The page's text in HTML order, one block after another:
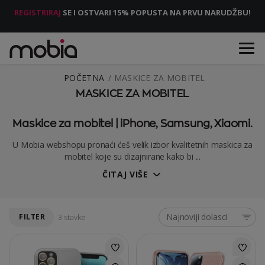
REGISTRIRAJ SE I OSTVARI 15% POPUSTA NA PRVU NARUDŽBU!
POČETNA MASKICE ZA MOBITEL
MASKICE ZA MOBITEL
Maskice za mobitel | iPhone, Samsung, Xiaomi.
U Mobia webshopu pronaći ćeš velik izbor kvalitetnih maskica za
mobitel koje su dizajnirane kako bi ...
ČITAJ VIŠE
FILTER 3 stavke Najnoviji dolasci